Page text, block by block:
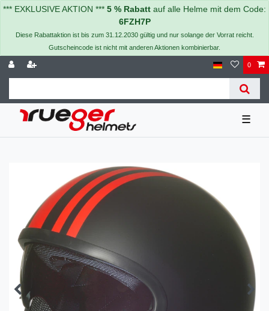
*** EXKLUSIVE AKTION *** 5 % Rabatt auf alle Helme mit dem Code:
6FZH7P
Diese Rabattaktion ist bis zum 31.12.2030 gültig und nur solange der Vorrat reicht.
Gutscheincode ist nicht mit anderen Aktionen kombinierbar.
0
☰